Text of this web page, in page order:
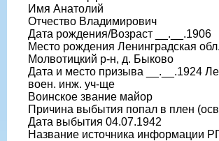
Имя Анатолий
Отчество Владимирович
Дата рождения/Возраст __.__.1906
Место рождения Ленинградская
Молвотицкий р-н, д. Быково
Дата и место призыва __.__.1924
воен. инж. уч-ще
Воинское звание майор
Причина выбытия попал в плен
Дата выбытия 04.07.1942
Название источника информации